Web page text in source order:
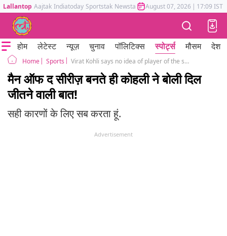
Lallantop Aajtak Indiatoday Sportstak Newstak Mumbai Tak Astrotak
August 07, 2026 | 17:09 IST
होम लेटेस्ट न्यूज़ चुनाव पॉलिटिक्स स्पोर्ट्स मौसम देश
Home Sports Virat Kohli says no idea of player of the series award keep my intent to help Team
मैन ऑफ द सीरीज़ बनते ही कोहली ने बोली दिल
जीतने वाली बात!
सही कारणों के लिए सब करता हूं.
Advertisement